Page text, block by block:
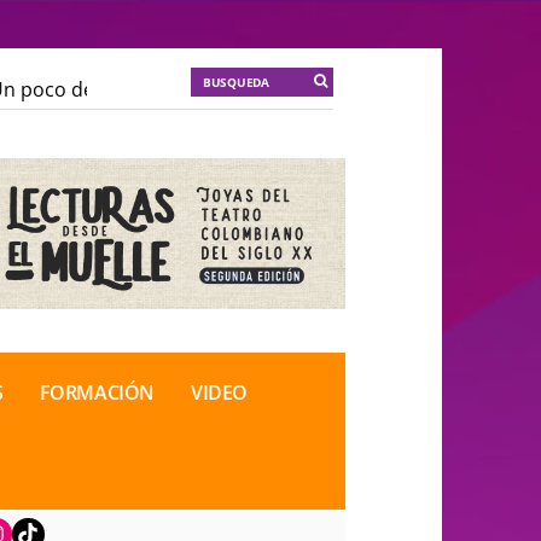
poco de locura para la cordura
de Teatro Rosa
FORMACIÓN VIDEO
TikTok